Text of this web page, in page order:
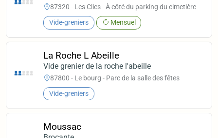
87320 - Les Clies - À côté du parking du cimetière
Vide-greniers Mensuel
La Roche L Abeille
Vide grenier de la roche l'abeille
87800 - Le bourg - Parc de la salle des fêtes
Vide-greniers
Moussac